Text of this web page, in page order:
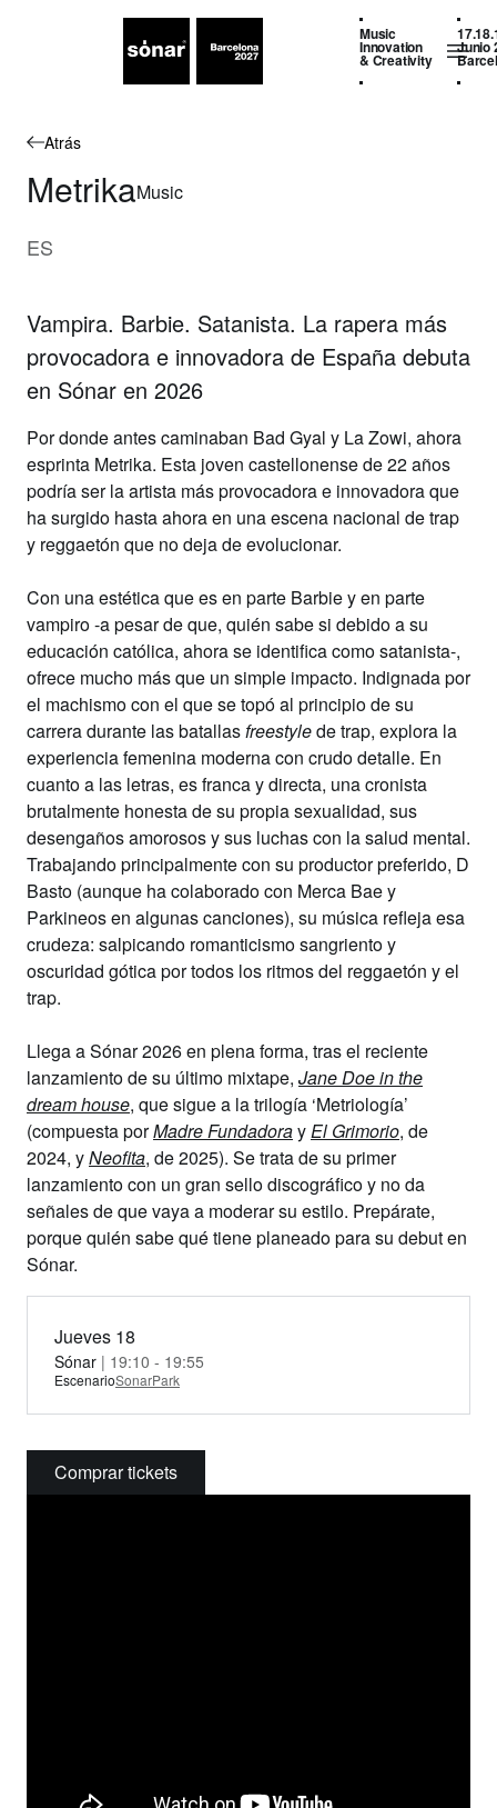
Music
Innovation
& Creativity
Junio
Atrás
MetrikaMusic
ES
Vampira. Barbie. Satanista. La rapera más
provocadora e innovadora de España debuta
en Sónar en 2026
Por donde antes caminaban Bad Gyal y La Zowi, ahora
esprinta Metrika. Esta joven castellonense de 22 años
podría ser la artista más provocadora e innovadora que
ha surgido hasta ahora en una escena nacional de trap
y reggaetón que no deja de evolucionar.
Con una estética que es en parte Barbie y en parte
vampiro -a pesar de que, quién sabe si debido a su
educación católica, ahora se identifica como satanista-,
ofrece mucho más que un simple impacto. Indignada por
el machismo con el que se topó al principio de su
carrera durante las batallasfreestylede trap, explora la
experiencia femenina moderna con crudo detalle. En
cuanto a las letras, es franca y directa, una cronista
brutalmente honesta de su propia sexualidad, sus
desengaños amorosos y sus luchas con la salud mental.
Trabajando principalmente con su productor preferido, D
Basto (aunque ha colaborado con Merca Bae y
Parkineos en algunas canciones), su música refleja esa
crudeza: salpicando romanticismo sangriento y
oscuridad gótica por todos los ritmos del reggaetón y el
trap.
Llega a Sónar 2026 en plena forma, tras el reciente
lanzamiento de su último mixtape, Jane Doe in the
dream house, que sigue a la trilogía ‘Metriología’
(compuesta porMadre FundadorayEl Grimorio, de
2024, yNeofita, de 2025). Se trata de su primer
lanzamiento con un gran sello discográfico y no da
señales de que vaya a moderar su estilo. Prepárate,
porque quién sabe qué tiene planeado para su debut en
Sónar.
Jueves 18
Sónar | 19:10 - 19:55
EscenarioSonarPark
Comprar tickets